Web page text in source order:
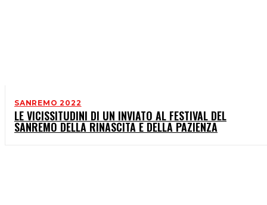
SANREMO 2022
LE VICISSITUDINI DI UN INVIATO AL FESTIVAL DEL
SANREMO DELLA RINASCITA E DELLA PAZIENZA